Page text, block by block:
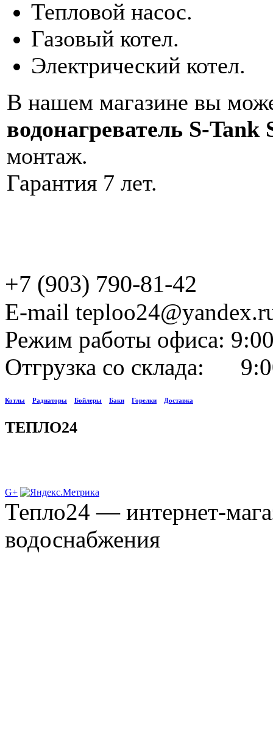
Тепловой насос.
Газовый котел.
Электрический котел.
В нашем магазине вы
водонагреватель S-Tank
монтаж.
Гарантия 7 лет.
+7 (903) 790-81-42
E-mail
Режим работы офиса:
Отгрузка со склада:
Котлы Радиаторы Бойлеры Баки Горелки Доставка
ТЕПЛО24
G+
Тепло24 — интернет-
водоснабжения